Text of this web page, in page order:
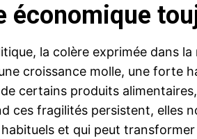
économique
la colère exprimée dans
croissance molle, une forte
certains produits
ces fragilités persistent, elles
et qui peut